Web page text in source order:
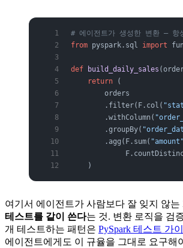
# 에이전트가 생성한 변환 — 항
from pyspark.sql import
def build_daily_sales
    return
(
        orders
        .filter(F.col(
        .withColumn(
        .groupBy(
        .agg(F.sum(
"amount"
    )
여기서 에이전트가 사람보다 잘 잊지 않는
테스트를 같이 쓴다는 것. 변환 로직을 검
개 테스트하는 패턴은 PySpark 테스트 가
에이전트에게도 이 규율을 그대로 요구해